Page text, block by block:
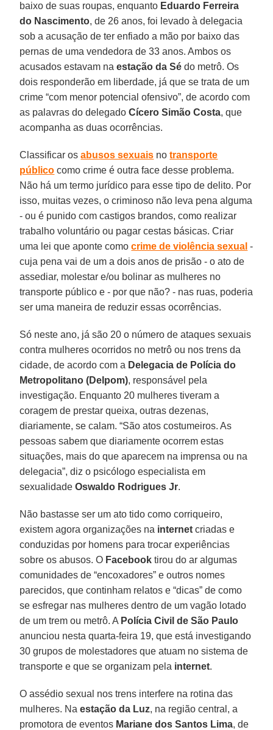
baixo de suas roupas, enquanto Eduardo Ferreira
do Nascimento, de 26 anos, foi levado à delegacia
sob a acusação de ter enfiado a mão por baixo das
pernas de uma vendedora de 33 anos. Ambos os
acusados estavam naestação da Sé do metrô. Os
dois responderão em liberdade, já que se trata de um
crime “com menor potencial ofensivo”, de acordo com
as palavras do delegadoCícero Simão Costa, que
acompanha as duas ocorrências.
Classificar osabusos sexuais notransporte
público como crime é outra face desse problema.
Não há um termo jurídico para esse tipo de delito. Por
isso, muitas vezes, o criminoso não leva pena alguma
- ou é punido com castigos brandos, como realizar
trabalho voluntário ou pagar cestas básicas. Criar
uma lei que aponte comocrime de violência sexual -
cuja pena vai de um a dois anos de prisão - o ato de
assediar, molestar e/ou bolinar as mulheres no
transporte público e - por que não? - nas ruas, poderia
ser uma maneira de reduzir essas ocorrências.
Só neste ano, já são 20 o número de ataques sexuais
contra mulheres ocorridos no metrô ou nos trens da
cidade, de acordo com a Delegacia de Polícia do
Metropolitano (Delpom), responsável pela
investigação. Enquanto 20 mulheres tiveram a
coragem de prestar queixa, outras dezenas,
diariamente, se calam. “São atos costumeiros. As
pessoas sabem que diariamente ocorrem estas
situações, mais do que aparecem na imprensa ou na
delegacia”, diz o psicólogo especialista em
sexualidadeOswaldo Rodrigues Jr.
Não bastasse ser um ato tido como corriqueiro,
existem agora organizações na internet criadas e
conduzidas por homens para trocar experiências
sobre os abusos. O Facebook tirou do ar algumas
comunidades de “encoxadores” e outros nomes
parecidos, que continham relatos e “dicas” de como
se esfregar nas mulheres dentro de um vagão lotado
de um trem ou metrô. A Polícia Civil de São Paulo
anunciou nesta quarta-feira 19, que está investigando
30 grupos de molestadores que atuam no sistema de
transporte e que se organizam pela internet.
O assédio sexual nos trens interfere na rotina das
mulheres. Naestação da Luz, na região central, a
promotora de eventos Mariane dos Santos Lima, de